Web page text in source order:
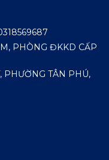
PHÒNG ĐKKD CẤP
PHƯỜNG TÂN PHÚ,